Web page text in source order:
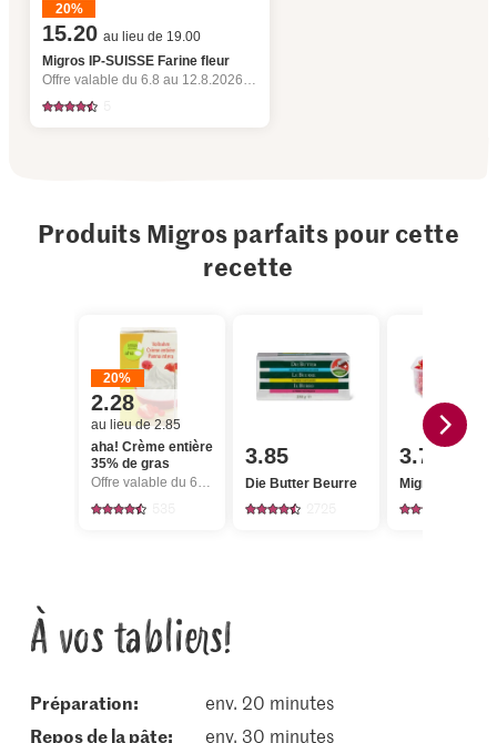
20%
15.20 au lieu de 19.00
Migros IP-SUISSE Farine fleur
Offre valable du 6.8 au 12.8.2026, jusqu’à épuisement du stock.
Produits Migros parfaits pour cette
recette
20%
2.28
au lieu de 2.85
aha! Crème entière
35% de gras
Offre valable du 6.8 au 12.8.2026, jusqu’à épuisement du stock.
3.85
Die Butter Beurre
3.75
Migros
À vos tabliers!
Préparation:
env. 20 minutes
repos de la pâte:
env. 30 minutes